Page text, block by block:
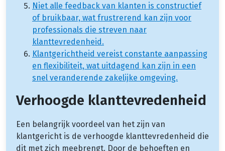
Niet alle feedback van klanten is constructief
of bruikbaar, wat frustrerend kan zijn voor
professionals die streven naar
klanttevredenheid.
Klantgerichtheid vereist constante aanpassing
en flexibiliteit, wat uitdagend kan zijn in een
snel veranderende zakelijke omgeving.
Verhoogde klanttevredenheid
Een belangrijk voordeel van het zijn van
klantgericht is de verhoogde klanttevredenheid die
dit met zich meebrengt. Door de behoeften en